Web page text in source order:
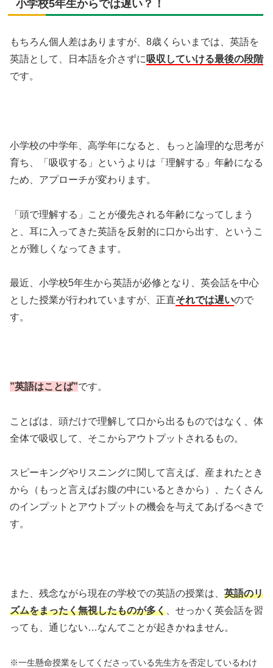
小学校5年生からでは遅い？！
もちろん個人差はありますが、8歳くらいまでは、英語を
英語として、日本語を介さずに 吸収していける最後の段階
です。
小学校の中学年、高学年になると、もっと論理的な思考が
育ち、「吸収する」というよりは「理解する」年齢になる
ため、アプローチが変わります。
「頭で理解する」ことが優先される年齢になってしまう
と、耳に入ってきた英語を反射的に口から出す、というこ
とが難しくなってきます。
最近、小学校5年生から英語が必修となり、英会話を中心
とした授業が行われていますが、正直それでは遅いので
す。
”英語はことば”です。
ことばは、頭だけで理解して口から出るものではなく、体
全体で吸収して、そこからアウトプットされるもの。
スピーキングやリスニングに関して言えば、産まれたとき
から（もっと言えばお腹の中にいるときから）、たくさん
のインプットとアウトプットの機会を与えてあげるべきで
す。
また、残念ながら現在の学校での英語の授業は、 英語のリ
ズムをまったく無視したものが多く 、せっかく英会話を習
っても、通じない…なんてことが起きかねません。
※一生懸命授業をしてくださっている先生方を否定しているわけ